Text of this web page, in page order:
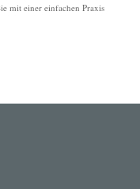
mit einer einfachen Praxis